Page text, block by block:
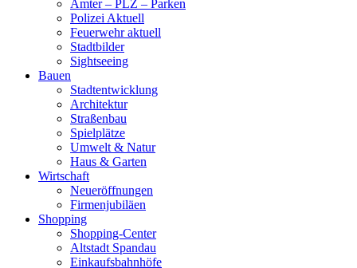
Ämter – PLZ – Parken
Polizei Aktuell
Feuerwehr aktuell
Stadtbilder
Sightseeing
Bauen
Stadtentwicklung
Architektur
Straßenbau
Spielplätze
Umwelt & Natur
Haus & Garten
Wirtschaft
Neueröffnungen
Firmenjubiläen
Shopping
Shopping-Center
Altstadt Spandau
Einkaufsbahnhöfe